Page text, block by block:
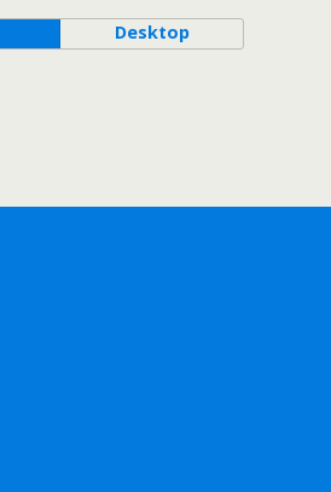
Desktop